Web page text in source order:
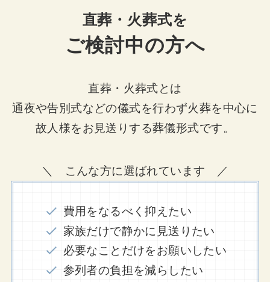
直葬・火葬式を
ご検討中の方へ
直葬・火葬式とは
通夜や告別式などの儀式を行わず火葬を中心に
故人様をお見送りする葬儀形式です。
＼ こんな方に選ばれています ／
費用をなるべく抑えたい
家族だけで静かに見送りたい
必要なことだけをお願いしたい
参列者の負担を減らしたい